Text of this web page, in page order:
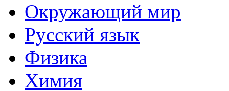
Окружающий мир
Русский язык
Физика
Химия